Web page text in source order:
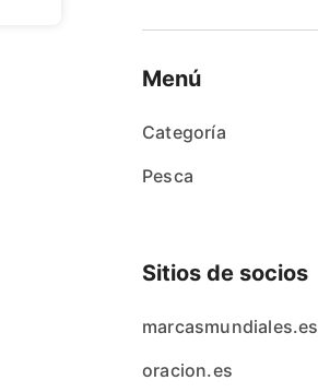
Menú
Categoría
Pesca
Sitios de socios
marcasmundiales.es
oracion.es